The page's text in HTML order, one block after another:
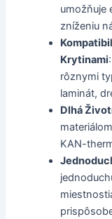
umožňuje
zníženiu
Krytinami
rôznymi
laminát,
Dlhá
KAN-